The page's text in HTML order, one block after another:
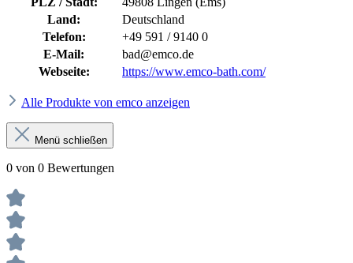
Land:
Deutschland
Telefon:
+49 591 / 9140 0
E-Mail:
bad@emco.de
Webseite:
https://www.emco-bath.com/
Alle Produkte von emco anzeigen
Menü schließen
0 von 0 Bewertungen